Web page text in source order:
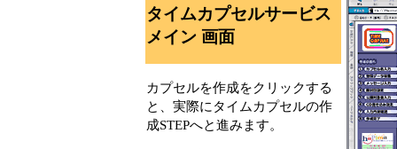
タイムカプセルサービス
メイン 画面
カプセルを作成をクリックする
と、実際にタイムカプセルの作
成STEPへと進みます。